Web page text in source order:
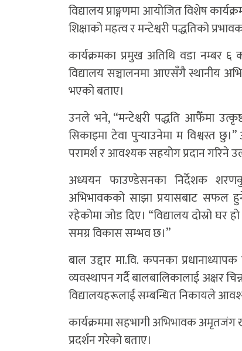
विद्यालय प्राङ्गणमा आयोजित विशेष
शिक्षाको महत्व र मन्टेश्वरी पद्धतिको
कार्यक्रमका प्रमुख अतिथि वडा नम्बर ६
विद्यालय सञ्चालनमा आएसँगै स्थानीय
भएको बताए।
उनले भने, “मन्टेश्वरी पद्धति आफैँमा
सिकाइमा टेवा पुर्‍याउनेमा म विश्वस्त
परामर्श र आवश्यक सहयोग प्रदान गरिने
अध्ययन फाउण्डेसनका निर्देशक
अभिभावकको साझा प्रयासबाट सफल
रहेकोमा जोड दिए। “विद्यालय दोस्रो घर
समग्र विकास सम्भव छ।”
बाल उद्दार मा.वि. कपनका
व्यवस्थापन गर्दै बालबालिकालाई अक्षर
विद्यालयहरूलाई सम्बन्धित निकायले
कार्यक्रममा सहभागी अभिभावक अमृतजंग
प्रदर्शन गरेको बताए।